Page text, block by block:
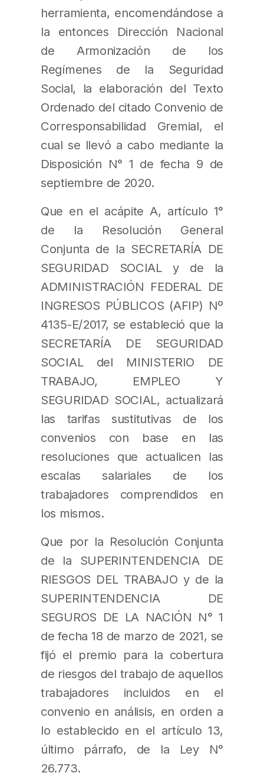
herramienta, encomendándose a
la entonces Dirección Nacional
de Armonización de los
Regímenes de la Seguridad
Social, la elaboración del Texto
Ordenado del citado Convenio de
Corresponsabilidad Gremial, el
cual se llevó a cabo mediante la
Disposición N° 1 de fecha 9 de
septiembre de 2020.
Que en el acápite A, artículo 1°
de la Resolución General
Conjunta de la SECRETARÍA DE
SEGURIDAD SOCIAL y de la
ADMINISTRACIÓN FEDERAL DE
INGRESOS PÚBLICOS (AFIP) Nº
4135-E/2017, se estableció que la
SECRETARÍA DE SEGURIDAD
SOCIAL del MINISTERIO DE
TRABAJO, EMPLEO Y
SEGURIDAD SOCIAL, actualizará
las tarifas sustitutivas de los
convenios con base en las
resoluciones que actualicen las
escalas salariales de los
trabajadores comprendidos en
los mismos.
Que por la Resolución Conjunta
de la SUPERINTENDENCIA DE
RIESGOS DEL TRABAJO y de la
SUPERINTENDENCIA DE
SEGUROS DE LA NACIÓN N° 1
de fecha 18 de marzo de 2021, se
fijó el premio para la cobertura
de riesgos del trabajo de aquellos
trabajadores incluidos en el
convenio en análisis, en orden a
lo establecido en el artículo 13,
último párrafo, de la Ley N°
26.773.